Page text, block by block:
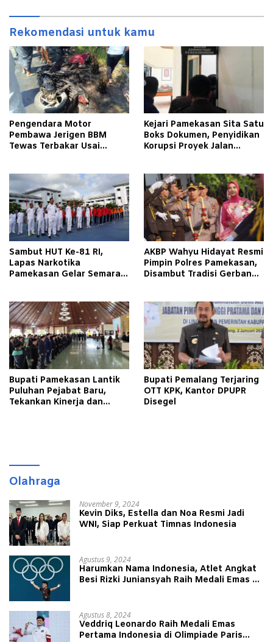
Rekomendasi untuk kamu
Pengendara Motor
Pembawa Jerigen BBM
Tewas Terbakar Usai
Pamekasan
Kejari Pamekasan Sita Satu
Boks Dokumen, Penyidikan
Korupsi Proyek Jalan
Sambut HUT Ke-81 RI,
Lapas Narkotika
Pamekasan Gelar Semarak
AKBP Wahyu Hidayat Resmi
Pimpin Polres Pamekasan,
Disambut Tradisi Gerbang
Bupati Pamekasan Lantik
Puluhan Pejabat Baru,
Tekankan Kinerja dan
Bupati Pemalang Terjaring
OTT KPK, Kantor DPUPR
Disegel
Olahraga
November 9, 2024
Kevin Diks, Estella dan Noa Resmi Jadi
WNI, Siap Perkuat Timnas Indonesia
Agustus 9, 2024
Harumkan Nama Indonesia, Atlet Angkat
Besi Rizki Juniansyah Raih Medali Emas di
Agustus 8, 2024
Veddriq Leonardo Raih Medali Emas
Pertama Indonesia di Olimpiade Paris